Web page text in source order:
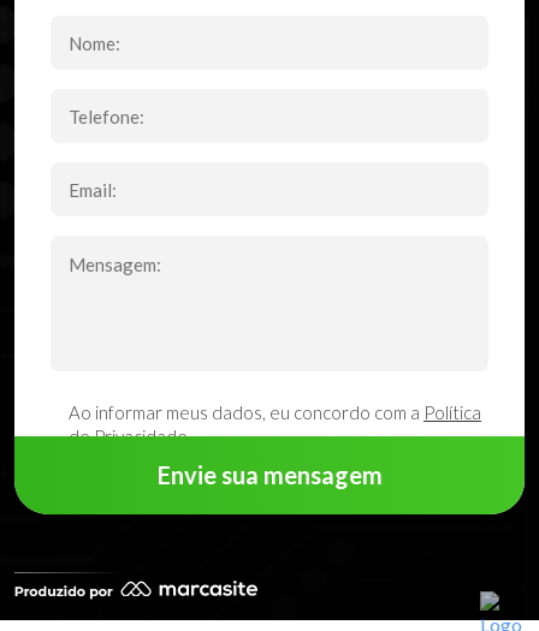
Ao informar meus dados, eu concordo com a Política
de Privacidade